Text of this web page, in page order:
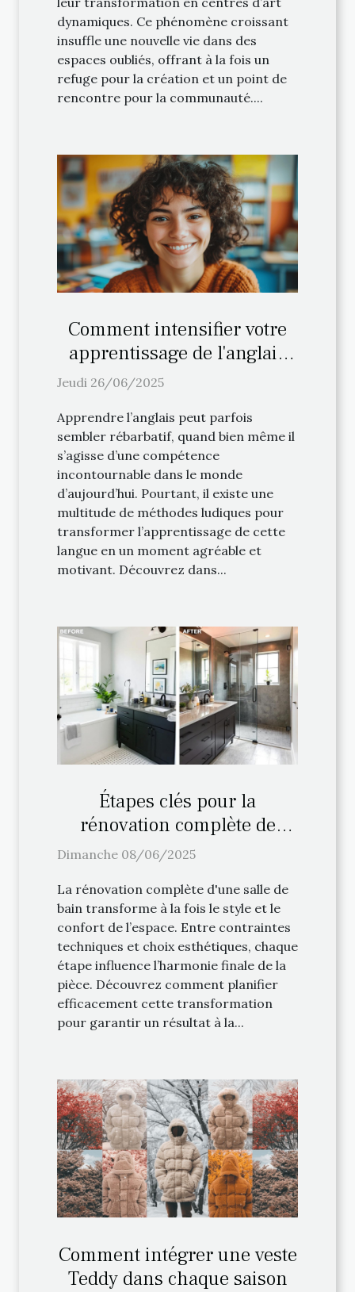
dynamiques. Ce phénomène croissant
insuffle une nouvelle vie dans des
espaces oubliés, offrant à la fois un
refuge pour la création et un point de
rencontre pour la communauté....
Comment intensifier votre
apprentissage de l'anglais
avec des méthodes ludiques
Jeudi 26/06/2025
Apprendre l’anglais peut parfois
sembler rébarbatif, quand bien même il
s’agisse d’une compétence
incontournable dans le monde
d’aujourd’hui. Pourtant, il existe une
multitude de méthodes ludiques pour
transformer l’apprentissage de cette
langue en un moment agréable et
motivant. Découvrez dans...
Étapes clés pour la
rénovation complète de
votre salle de bain
Dimanche 08/06/2025
La rénovation complète d'une salle de
bain transforme à la fois le style et le
confort de l’espace. Entre contraintes
techniques et choix esthétiques, chaque
étape influence l’harmonie finale de la
pièce. Découvrez comment planifier
efficacement cette transformation
pour garantir un résultat à la...
Comment intégrer une veste
Teddy dans chaque saison